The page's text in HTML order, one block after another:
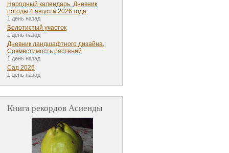
Народный календарь. Дневник
погоды 4 августа 2026 года
1 день назад
Болотистый участок
1 день назад
Дневник ландшафтного дизайна.
Совместимость растений
1 день назад
Сад 2026
1 день назад
Книга рекордов Асиенды